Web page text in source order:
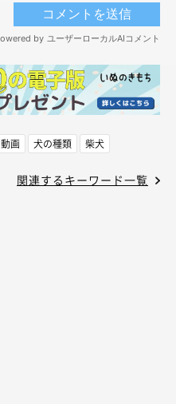
動画 犬の種類 柴犬
関連するキーワード一覧